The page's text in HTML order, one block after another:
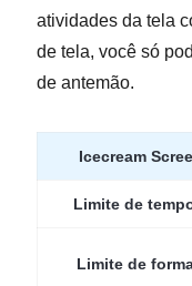
atividades da tela
de tela, você só
de antemão.
Icecream
Limite de
Limite de